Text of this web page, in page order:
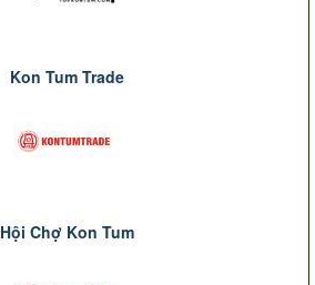
Kon Tum Trade
Hội Chợ Kon Tum